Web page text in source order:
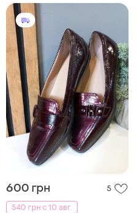
600 грн
5
540 грн с 10 авг.